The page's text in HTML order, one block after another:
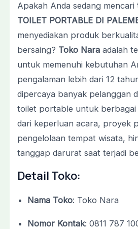
Apakah Anda sedang mencari
TOILET PORTABLE DI
menyediakan produk
bersaing? Toko Naraadalah
untuk memenuhi kebutuhan
pengalaman lebih dari 12
dipercaya banyak pelanggan
toilet portable untuk
dari keperluan acara, proyek
pengelolaan tempat wisata,
tanggap darurat saat terjadi
Detail Toko:
Nama Toko: Toko Nara
Nomor Kontak: 0811 787